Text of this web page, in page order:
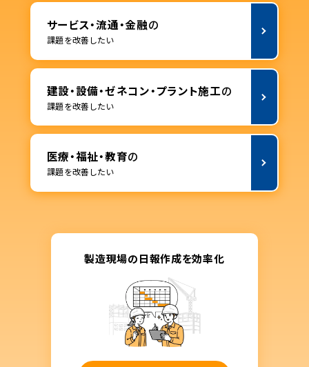
サービス・流通・金融の
課題を改善したい
建設・設備・ゼネコン・プラント施工の
課題を改善したい
医療・福祉・教育の
課題を改善したい
製造現場の日報作成を効率化